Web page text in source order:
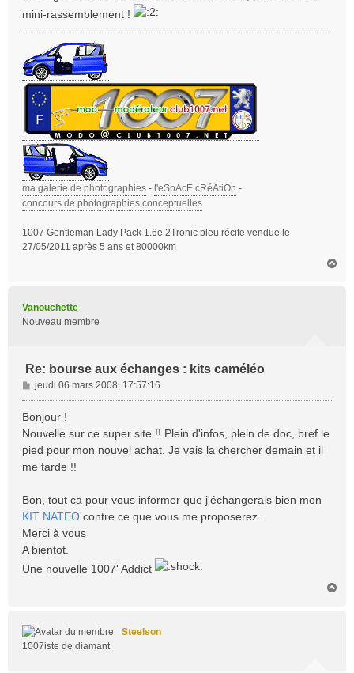
g
e
mini-rassemblement !
ma galerie de photographies - l'eSpAcE cRéAtiOn -
concours de photographies conceptuelles
1007 Gentleman Lady Pack 1.6e 2Tronic bleu récife vendue le
27/05/2011 après 5 ans et 80000km
Vanouchette
Nouveau membre
Re: bourse aux échanges : kits caméléo
M
e
s
g
e
jeudi 06 mars 2008, 17:57:16
Bonjour !
Nouvelle sur ce super site !! Plein d'infos, plein de doc, bref le
pied pour mon nouvel achat. Je vais la chercher demain et il
me tarde !!
Bon, tout ca pour vous informer que j'échangerais bien mon
KIT NATEO contre ce que vous me proposerez.
Merci à vous
A bientot.
Une nouvelle 1007' Addict
Steelson
1007iste de diamant